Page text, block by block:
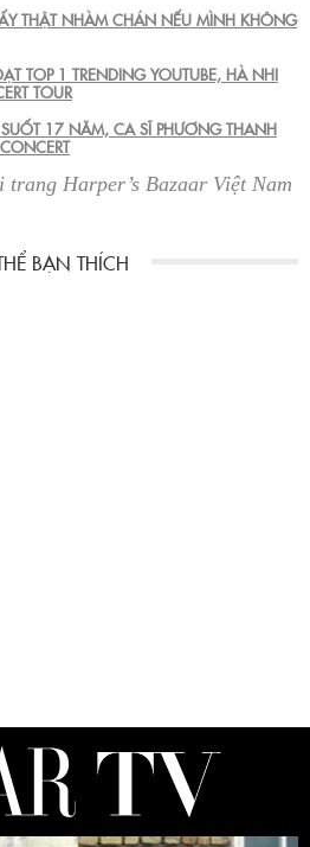
THẬT NHÀM CHÁN NẾU MÌNH KHÔNG
TOP 1 TRENDING YOUTUBE, HÀ NHI
TOUR
17 NĂM, CA SĨ PHƯƠNG THANH
trang Harper’s Bazaar Việt Nam